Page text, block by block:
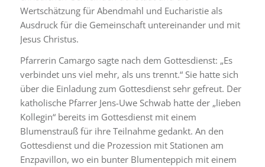
Wertschätzung für Abendmahl und Eucharistie als
Ausdruck für die Gemeinschaft untereinander und mit
Jesus Christus.
Pfarrerin Camargo sagte nach dem Gottesdienst: „Es
verbindet uns viel mehr, als uns trennt.“ Sie hatte sich
über die Einladung zum Gottesdienst sehr gefreut. Der
katholische Pfarrer Jens-Uwe Schwab hatte der „lieben
Kollegin“ bereits im Gottesdienst mit einem
Blumenstrauß für ihre Teilnahme gedankt. An den
Gottesdienst und die Prozession mit Stationen am
Enzpavillon, wo ein bunter Blumenteppich mit einem